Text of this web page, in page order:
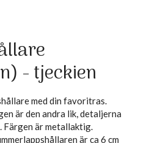
- tjeckien
med din favoritras.
är den andra lik, detaljerna
Färgen är metallaktig.
är ca 6 cm